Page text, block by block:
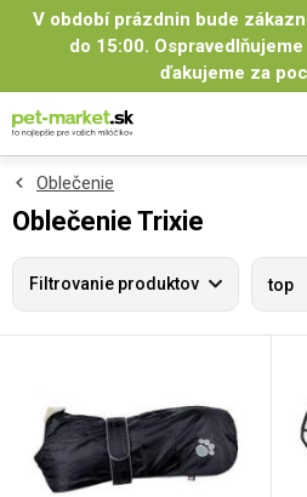
V období prázdnin bude
do 15:00.
ďakujeme za
Oblečenie
Oblečenie Trixie
Filtrovanie produktov top